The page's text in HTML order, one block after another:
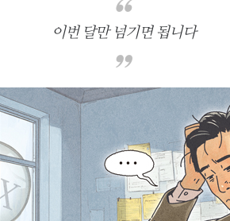
폼 문제 해결될 것"…세무사회 진단, 왜
원천징수 세금 인하…환급 플랫폼 수익성 악화될
세 조사, 이제 코인거래소까지 샅샅이 본다
더 옥죈다…해외신탁 미신고 제보에 포상금
로봇 국내 생산땐 세금 깎아준다
보다 오래 살아야"…1주택 세금 '실거주' 중심으
다는 건 옛말…강서세무서장이 더 낫다?
개편]"상속 닥치면 늦다"…가업승계 성패, 시간
이번 달만 넘기면 됩니다